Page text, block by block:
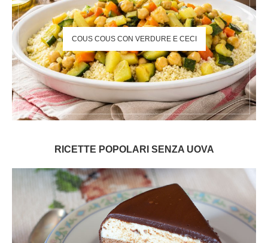
COUS COUS CON VERDURE E CECI
RICETTE POPOLARI SENZA UOVA